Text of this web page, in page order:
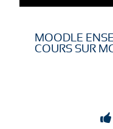
MOODLE
COURS SUR